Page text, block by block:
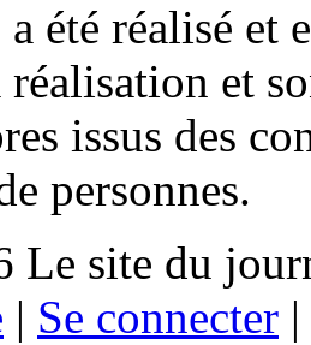
été réalisé et
réalisation et
issus des
personnes.
Le site du
| Se connecter |